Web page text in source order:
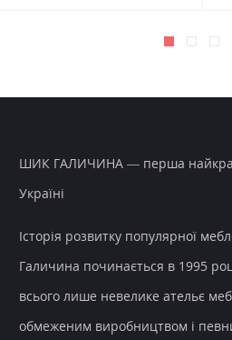
ШИК ГАЛИЧИНА — перша
Україні
Історія розвитку популярної
Галичина починається в 1995
всього лише невелике ательє
обмеженим виробництвом і